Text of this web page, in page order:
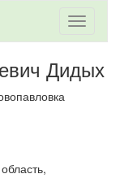
Toggle
Дидых